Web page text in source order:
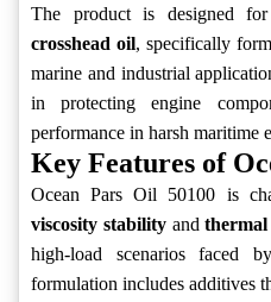
The product is designed
crosshead oil, specifically
marine and industrial
in protecting engine
performance in harsh maritime
Key Features of
Ocean Pars Oil 50100 is
viscosity stabilityandthermal
high-load scenarios faced
formulation includes additives